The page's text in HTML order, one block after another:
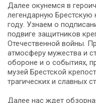
Далее окунемся в
легендарную Брестскую
году. Узнаем о
подвиге защитников
Отечественной войны.
атмосферу мужества и
обороне и о событиях,
музей Брестской
трагических и славных
Далее нас ждет